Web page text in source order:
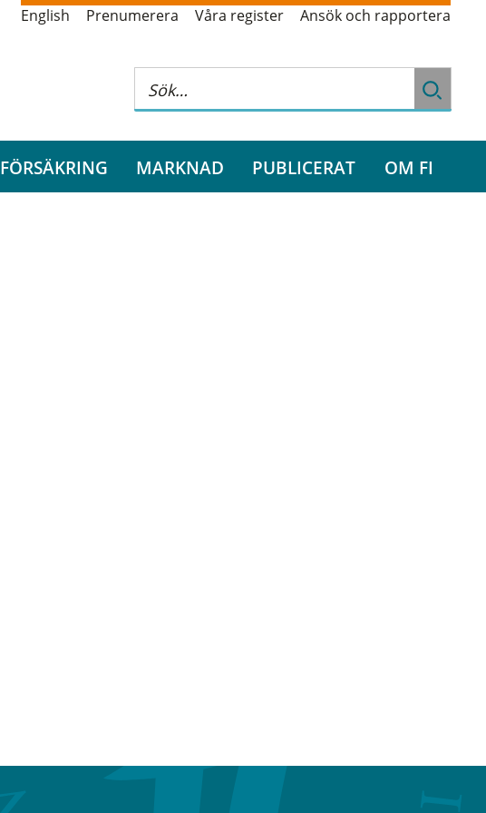
English Prenumerera Våra register Ansök och rapportera
FÖRSÄKRING MARKNAD PUBLICERAT OM FI